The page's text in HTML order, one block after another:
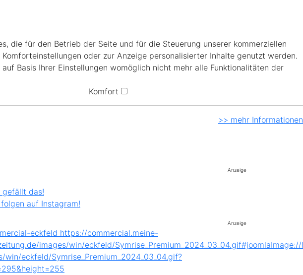
die für den Betrieb der Seite und für die Steuerung unserer kommerziellen
oder zur Anzeige personalisierter Inhalte genutzt werden.
Basis Ihrer Einstellungen womöglich nicht mehr alle Funktionalitäten der
Komfort
>> mehr Informationen
Anzeige
gefällt das!
auf Instagram!
Anzeige